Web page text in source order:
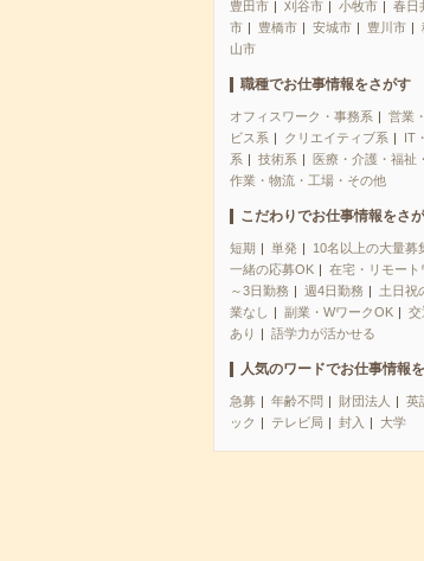
豊田市 刈谷市 小牧市 春日
市
豊橋市 安城市 豊川市
山市
職種でお仕事情報をさがす
オフィスワーク・事務系
営業
ビス系
クリエイティブ系
IT
系
技術系 医療・介護・福祉
作業・物流・工場・その他
こだわりでお仕事情報をさ
短期 単発 10名以上の大量募
一緒の応募OK
在宅・リモート
～3日勤務
週4日勤務 土日祝
業なし
副業・WワークOK
交
あり
語学力が活かせる
人気のワードでお仕事情報
急募 年齢不問 財団法人 英
ック
テレビ局 封入 大学